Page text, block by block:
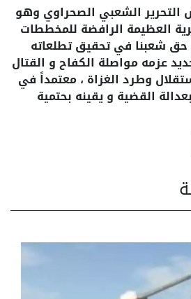
التحرير الشعبي الصحراوي وهو
العظيمة الرافضة للمخططات
حق شعبنا في تحقيق تطلعاته
عزمه مواصلة الكفاح و القتال
وطرد الغزاة ، معتمداً في
القضية و يقينه بحتمية